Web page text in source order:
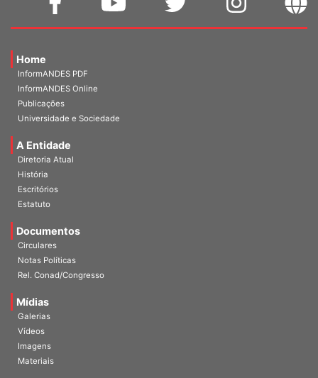
Home
InformANDES PDF
InformANDES Online
Publicações
Universidade e Sociedade
A Entidade
Diretoria Atual
História
Escritórios
Estatuto
Documentos
Circulares
Notas Políticas
Rel. Conad/Congresso
Mídias
Galerias
Vídeos
Imagens
Materiais